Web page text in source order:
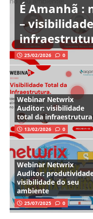
É Amanhã :
–
25/02/2026 0
Webinar Netwrix
Auditor: visibilidade
total da infraestrutura
13/02/2026 0
Webinar Netwrix
Auditor:
visibilidade do seu
ambiente
25/07/2025 0